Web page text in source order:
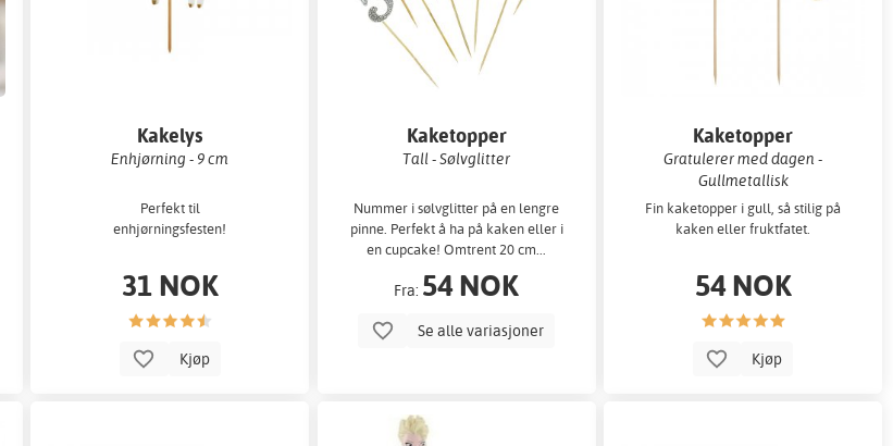
Kakelys
Enhjørning - 9 cm
Perfekt til
enhjørningsfesten!
31 NOK
Kjøp
Kaketopper
Tall - Sølvglitter
Nummer i sølvglitter på en lengre
pinne. Perfekt å ha på kaken eller i
en cupcake! Omtrent 20 cm...
Fra: 54 NOK
Se alle variasjoner
Kaketopper
Gratulerer med dagen -
Gullmetallisk
Fin kaketopper i gull, så stilig på
kaken eller fruktfatet.
54 NOK
Kjøp